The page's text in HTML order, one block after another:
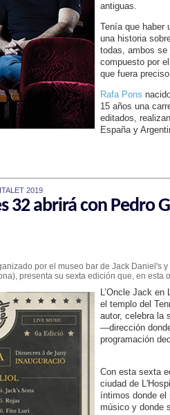
antiguas.
Tenía que haber
una historia
todas, ambos se
compuesto por
que fuera
Rafa Pons
15 años una
editados,
España y
2019
32 abrirá con Pedro
por el museo bar de Jack Daniel's y
presenta su sexta edición que, en esta
L’Oncle Jack en
el templo del
autor, celebra la
—dirección
programación
Con esta sexta
ciudad de
íntimos donde el
músico y donde